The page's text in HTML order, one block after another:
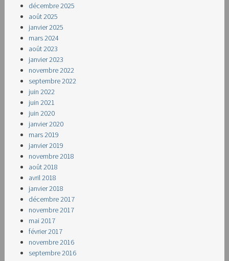
décembre 2025
août 2025
janvier 2025
mars 2024
août 2023
janvier 2023
novembre 2022
septembre 2022
juin 2022
juin 2021
juin 2020
janvier 2020
mars 2019
janvier 2019
novembre 2018
août 2018
avril 2018
janvier 2018
décembre 2017
novembre 2017
mai 2017
février 2017
novembre 2016
septembre 2016